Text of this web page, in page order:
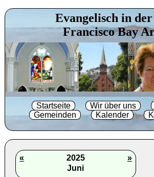
Evangelisch in der
Francisco Bay
Startseite Wir über uns
Gemeinden
Kalender
»
2025
Juni
«